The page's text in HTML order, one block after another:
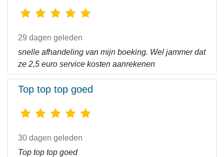
29 dagen geleden
snelle afhandeling van mijn boeking. Wel jammer dat
ze 2,5 euro service kosten aanrekenen
Top top top goed
30 dagen geleden
Top top top goed